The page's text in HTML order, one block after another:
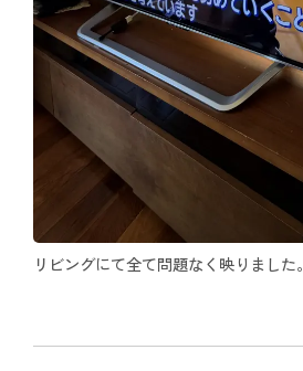
リビングにて全て問題なく映りました。